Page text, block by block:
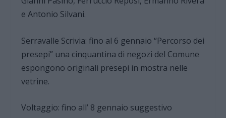
e Antonio Silvani.
Serravalle Scrivia: fino al 6 gennaio “Percorso dei
presepi” una cinquantina di negozi del Comune
espongono originali presepi in mostra nelle
vetrine.
Voltaggio: fino all’ 8 gennaio suggestivo